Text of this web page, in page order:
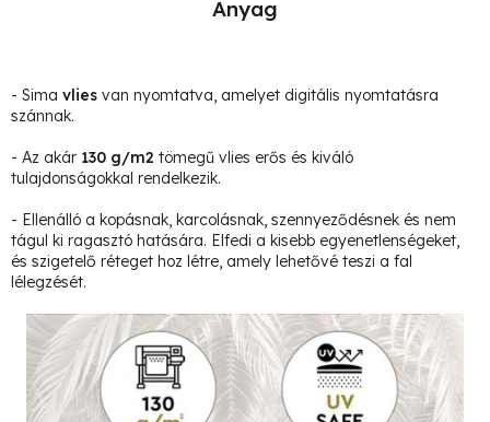
Anyag
- Sima vlies van nyomtatva, amelyet digitális nyomtatásra
szánnak.
- Az akár 130 g/m2 tömegű vlies erős és kiváló
tulajdonságokkal rendelkezik.
- Ellenálló a kopásnak, karcolásnak, szennyeződésnek és nem
tágul ki ragasztó hatására. Elfedi a kisebb egyenetlenségeket,
és szigetelő réteget hoz létre, amely lehetővé teszi a fal
lélegzését.